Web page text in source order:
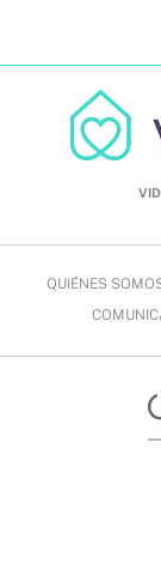
QUIÉNES